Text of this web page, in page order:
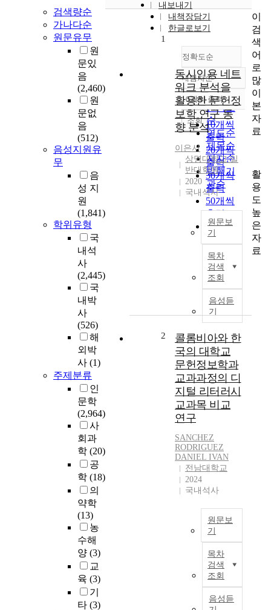
검색량순
가나다순
원문유무
원
문있
음
(2,460)
원
문없
음
(512)
음성지원유
무
음
성 지
원
(1,841)
학위유형
국
내석
사
(2,445)
국
내박
사
(526)
해
외박
사 (1)
주제분류
인
문학
(2,964)
사
회과
학 (20)
공
학 (18)
의
약학
(13)
농
수해
양 (3)
교
육 (3)
기
타 (3)
내보내기
내책장담기
한글로보기
정확도순
정확도
순
인기도
순
연도순
제목순
저자순
발행기
관순
내림차순
내림차순
10개씩 출력
10개씩
출력
20개씩
출력
30개씩
출력
50개씩
출력
100개씩
출력
조회
1
동시인용 네트
워크 분석을
활용한 문헌정
보학 연구 동
향 분석
이은서
상명대학교 일
반대학원,
2020
국내석사
원문보
기
목차
검색
조회
음성듣
기
2
콜롬비아와 한
국의 대학교
문헌정보학과
교과과정의 디
지털 리터러시
교과목 비교
연구
SANCHEZ
RODRIGUEZ
DANIEL IVAN
전남대학교
2024
국내석사
원문보
기
목차
검색
조회
음성듣
이
검
색
어
로
많
이
본
자
료
활
용
도
높
은
자
료